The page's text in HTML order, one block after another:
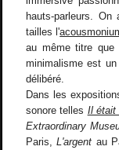
hauts-parleurs.
tailles l'
au même titre que
minimalisme est
délibéré.
Dans les
sonore telles Il était
Extraordinary
Paris,L'argent au